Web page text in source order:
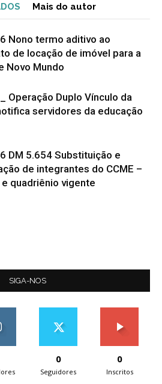
Mais do autor
Nono termo aditivo ao
de locação de imóvel para a
Novo Mundo
Operação Duplo Vínculo da
servidores da educação
DM 5.654 Substituição e
de integrantes do CCME –
quadriênio vigente
SIGA-NOS
0
Seguidores
0
Inscritos